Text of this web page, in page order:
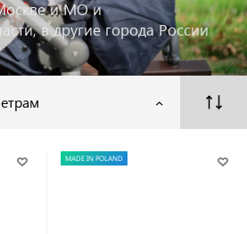
и МО и
в другие города России
MADE IN POLAND